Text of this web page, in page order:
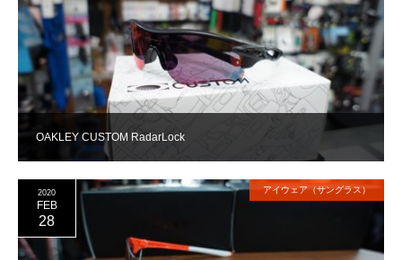
OAKLEY CUSTOM RadarLock
2020
FEB
28
アイウェア（サングラス）